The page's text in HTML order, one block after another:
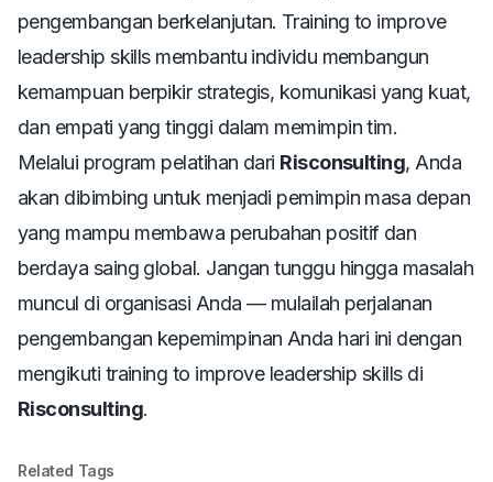
pengembangan berkelanjutan. Training to improve
leadership skillsmembantu individu membangun
kemampuan berpikir strategis, komunikasi yang kuat,
dan empati yang tinggi dalam memimpin tim.
Melalui program pelatihan dari Risconsulting, Anda
akan dibimbing untuk menjadi pemimpin masa depan
yang mampu membawa perubahan positif dan
berdaya saing global. Jangan tunggu hingga masalah
muncul di organisasi Anda — mulailah perjalanan
pengembangan kepemimpinan Anda hari ini dengan
mengikuti training to improve leadership skillsdi
Risconsulting.
Related Tags